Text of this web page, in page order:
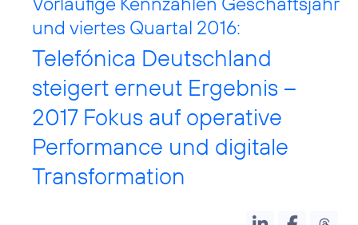
und viertes Quartal 2016:
Telefónica Deutschland
steigert erneut Ergebnis –
2017 Fokus auf operative
Performance und digitale
Transformation